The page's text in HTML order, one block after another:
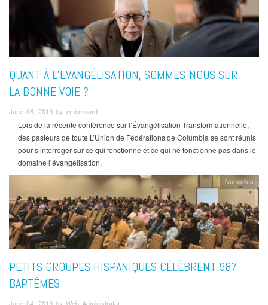
QUANT À L’EVANGÉLISATION, SOMMES-NOUS SUR
LA BONNE VOIE ?
June 06, 2019 by vmbernard
Lors de la récente conférence sur l’Évangélisation Transformationnelle,
des pasteurs de toute L’Union de Fédérations de Columbia se sont réunis
pour s’interroger sur ce qui fonctionne et ce qui ne fonctionne pas dans le
domaine l’évangélisation.
Nouvelles
PETITS GROUPES HISPANIQUES CÉLÈBRENT 987
BAPTÊMES